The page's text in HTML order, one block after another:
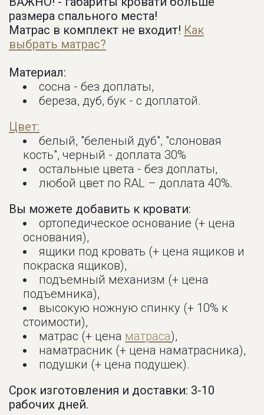
размера спального места!
Матрас в комплект не входит! Как
выбрать матрас?
Материал:
сосна - без доплаты,
береза, дуб, бук - с доплатой.
Цвет:
белый, "беленый дуб", "слоновая
кость", черный - доплата 30%
остальные цвета - без доплаты,
любой цвет по RAL – доплата 40%.
Вы можете добавить к кровати:
ортопедическое основание (+ цена
основания),
ящики под кровать (+ цена ящиков и
покраска ящиков),
подъемный механизм (+ цена
подъемника),
высокую ножную спинку (+ 10% к
стоимости),
матрас (+ цена матраса),
наматрасник (+ цена наматрасника),
подушки (+ цена подушек).
Срок изготовления и доставки: 3-10
рабочих дней.